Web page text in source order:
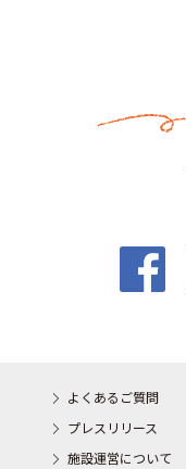
よくあるご質問
プレスリリース
施設運営について